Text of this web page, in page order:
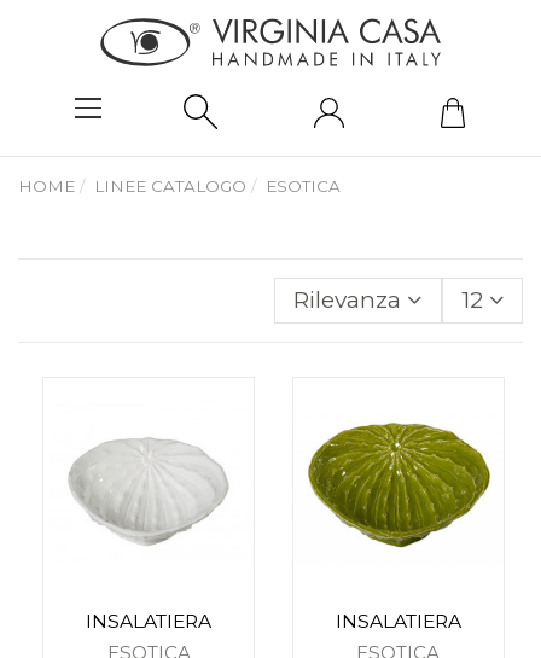
HOME LINEE CATALOGO ESOTICA
Rilevanza 12
INSALATIERA
ESOTICA
INSALATIERA
ESOTICA